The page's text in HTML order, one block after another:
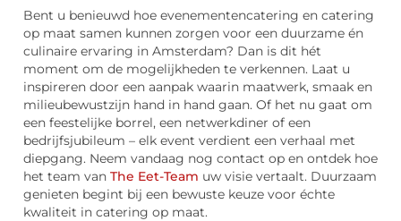
Bent u benieuwd hoe evenementencatering en catering
op maat samen kunnen zorgen voor een duurzame én
culinaire ervaring in Amsterdam? Dan is dit hét
moment om de mogelijkheden te verkennen. Laat u
inspireren door een aanpak waarin maatwerk, smaak en
milieubewustzijn hand in hand gaan. Of het nu gaat om
een feestelijke borrel, een netwerkdiner of een
bedrijfsjubileum – elk event verdient een verhaal met
diepgang. Neem vandaag nog contact op en ontdek hoe
het team van The Eet-Team uw visie vertaalt. Duurzaam
genieten begint bij een bewuste keuze voor échte
kwaliteit in catering op maat.